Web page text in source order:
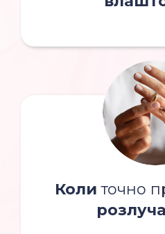
Коли точно